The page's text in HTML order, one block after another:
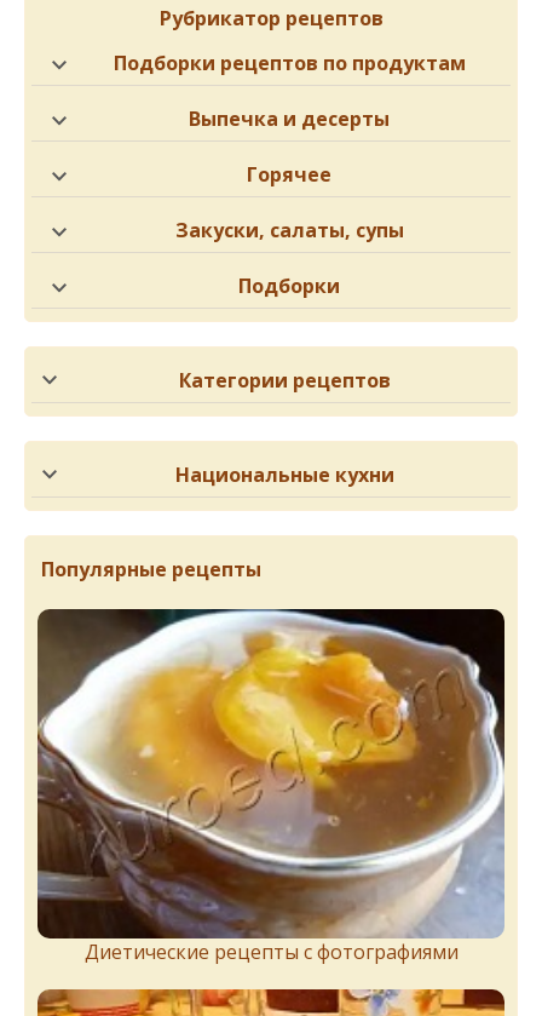
Рубрикатор рецептов
Подборки рецептов по продуктам
Выпечка и десерты
Горячее
Закуски, салаты, супы
Подборки
Категории рецептов
Национальные кухни
Популярные рецепты
Диетические рецепты с фотографиями